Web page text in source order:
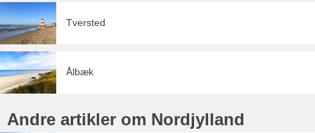
Tversted
Ålbæk
Andre artikler om Nordjylland